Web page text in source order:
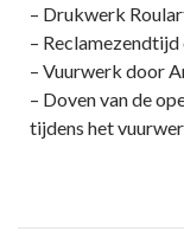
– Drukwerk
–
– Vuurwerk door
– Doven van de
tijdens het